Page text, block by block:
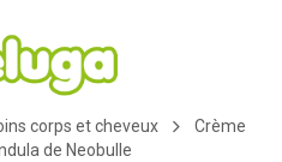
corps et cheveux
Crème
de Neobulle